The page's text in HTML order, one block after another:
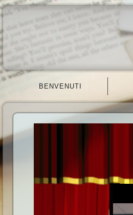
BENVENUTI